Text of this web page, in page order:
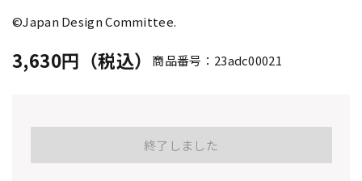
©Japan Design Committee.
3,630円（税込） 商品番号：23adc00021
終了しました